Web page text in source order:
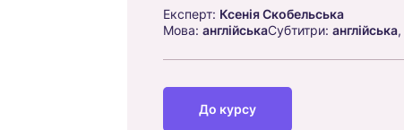
Експерт: Ксенія Скобельська
Мова: англійськаСубтитри: англійська,
До курсу